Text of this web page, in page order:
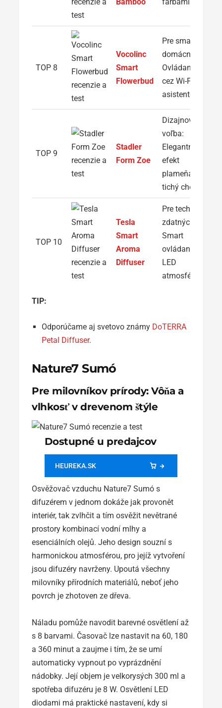
TOP 8
Vocolinc
Smart
Flowerbud
Pre smart
domácnosť:
Ovládanie
cez Wi-Fi a
asistentov
TOP 9
Stadler
Form Zoe
Dizajnová
voľba:
Elegantný
efekt
plameňa a
tichý chod
TOP 10
Tesla
Smart
Aroma
Diffuser
Pre technicky
zdatných:
Smart
ovládanie s
LED
atmosférou
TIP:
Odporúčame aj svetovo známy DoTERRA
Petal Diffuser.
Nature7 Sumó
Pre milovníkov prírody: Vôňa a
vlhkosť v drevenom štýle
Dostupné u predajcov
HEUREKA.SK
Osvěžovač vzduchu Nature7 Sumó s
difuzérem v jednom dokáže jak provonět
interiér, tak zvlhčit a tím osvěžit nevětrané
prostory kombinací vodní mlhy a
esenciálních olejů. Jeho design souzní s
harmonickou atmosférou, pro jejíž vytvoření
jsou difuzéry navrženy. Upoutá všechny
milovníky přírodních materiálů, neboť jeho
povrch je zhotoven ze dřeva.
Náladu pomůže navodit barevné osvětlení až
s 8 barvami. Časovač lze nastavit na 60, 180
a 360 minut a zaujme i tím, že se umí
automaticky vypnout po vyprázdnění
nádobky. Její objem je velkorysých 300 ml a
spotřeba difuzéru je 8 W. Osvětlení LED
diodami má praktické nastavení, kdy si